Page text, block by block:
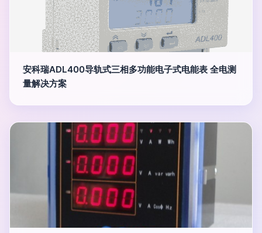
安科瑞ADL400导轨式三相多功能电子式电能表 全电测
量解决方案